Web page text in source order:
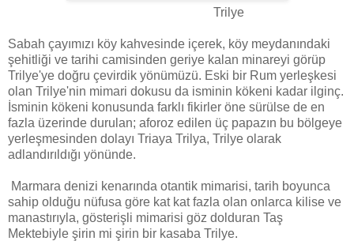
Trilye
Sabah çayımızı köy kahvesinde içerek, köy meydanındaki
şehitliği ve tarihi camisinden geriye kalan minareyi görüp
Trilye'ye doğru çevirdik yönümüzü. Eski bir Rum yerleşkesi
olan Trilye'nin mimari dokusu da isminin kökeni kadar ilginç.
İsminin kökeni konusunda farklı fikirler öne sürülse de en
fazla üzerinde durulan; aforoz edilen üç papazın bu bölgeye
yerleşmesinden dolayı Triaya Trilya, Trilye olarak
adlandırıldığı yönünde.
Marmara denizi kenarında otantik mimarisi, tarih boyunca
sahip olduğu nüfusa göre kat kat fazla olan onlarca kilise ve
manastırıyla, gösterişli mimarisi göz dolduran Taş
Mektebiyle şirin mi şirin bir kasaba Trilye.